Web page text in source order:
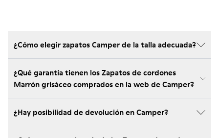
¿Cómo elegir zapatos Camper de la talla adecuada?
¿Qué garantía tienen los Zapatos de cordones
Marrón grisáceo comprados en la web de Camper?
¿Hay posibilidad de devolución en Camper?